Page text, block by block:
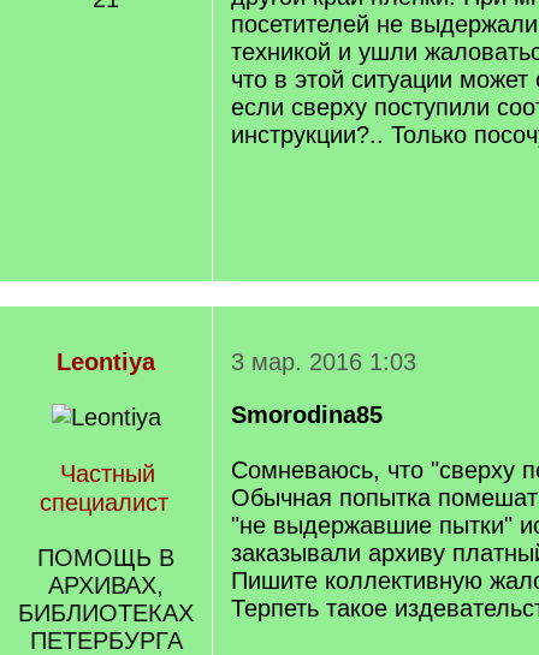
посетителей не
техникой и ушли
что в этой ситуации может
если сверху поступили
инструкции?.. Только
Leontiya
Частный
специалист
ПОМОЩЬ В
АРХИВАХ,
БИБЛИОТЕКАХ
ПЕТЕРБУРГА
3 мар. 2016 1:03
Smorodina85
Сомневаюсь, что "сверху
Обычная попытка
"не выдержавшие пытки"
заказывали архиву
Пишите коллективную
Терпеть такое